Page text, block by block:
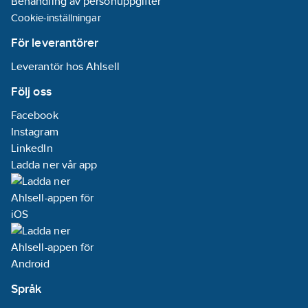
platser där den är
detektorn och
Cookie-inställningar
För leverantörer
Leverantör hos Ahlsell
Följ oss
Facebook
Instagram
LinkedIn
Ladda ner vår app
Språk